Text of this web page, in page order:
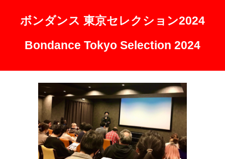
ボンダンス 東京セレクション2024
Bondance Tokyo Selection 2024